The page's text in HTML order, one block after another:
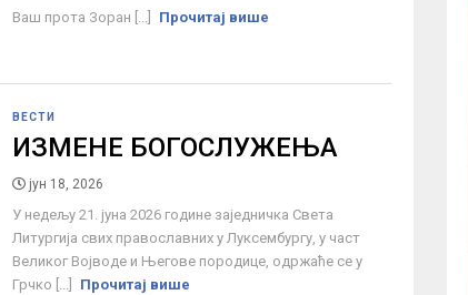
Ваш прота Зоран [...] Прочитај више
ВЕСТИ
ИЗМЕНЕ БОГОСЛУЖЕЊА
јун 18, 2026
У недељу 21. јуна 2026 године заједничка Света
Литургија свих православних у Луксембургу, у част
Великог Војводе и Његове породице, одржаће се у
Грчко [...]
Прочитај више